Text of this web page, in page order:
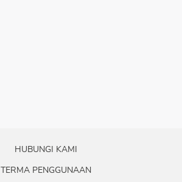
HUBUNGI KAMI
TERMA PENGGUNAAN